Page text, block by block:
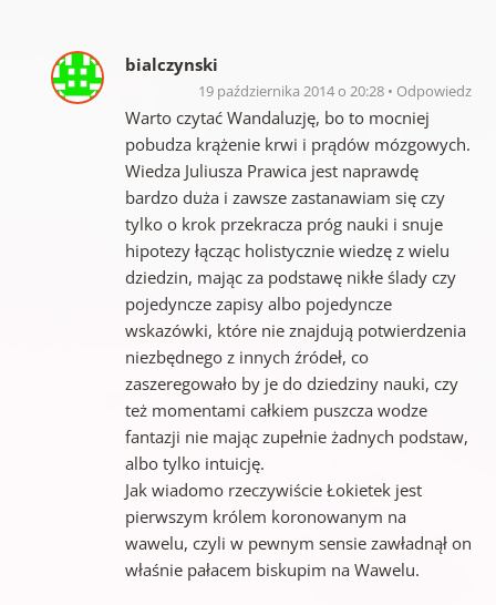
bialczynski
19 października 2014 o 20:28 Odpowiedz
Warto czytać Wandaluzję, bo to mocniej
pobudza krążenie krwi i prądów mózgowych.
Wiedza Juliusza Prawica jest naprawdę
bardzo duża i zawsze zastanawiam się czy
tylko o krok przekracza próg nauki i snuje
hipotezy łącząc holistycznie wiedzę z wielu
dziedzin, mając za podstawę nikłe ślady czy
pojedyncze zapisy albo pojedyncze
wskazówki, które nie znajdują potwierdzenia
niezbędnego z innych źródeł, co
zaszeregowało by je do dziedziny nauki, czy
też momentami całkiem puszcza wodze
fantazji nie mając zupełnie żadnych podstaw,
albo tylko intuicję.
Jak wiadomo rzeczywiście Łokietek jest
pierwszym królem koronowanym na
wawelu, czyli w pewnym sensie zawładnął on
właśnie pałacem biskupim na Wawelu.